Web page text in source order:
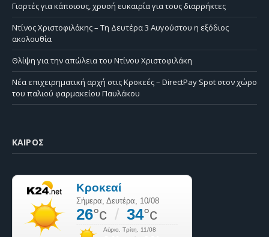
Γιορτές για κάποιους, χρυσή ευκαιρία για τους διαρρήκτες
Ντίνος Χριστοφιλάκης – Τη Δευτέρα 3 Αυγούστου η εξόδιος
ακολουθία
Θλίψη για την απώλεια του Ντίνου Χριστοφιλάκη
Νέα επιχειρηματική αρχή στις Κροκεές – DirectPay Spot στον χώρο
του παλιού φαρμακείου Παυλάκου
ΚΑΙΡΌΣ